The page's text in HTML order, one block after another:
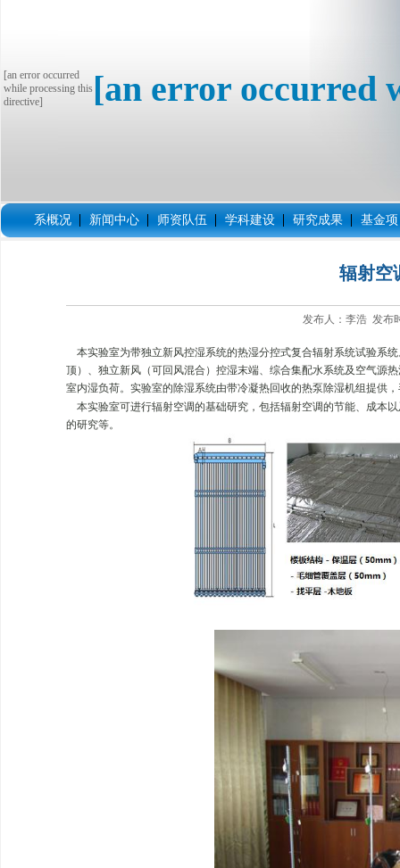
[an error occurred
while processing this
directive]
[an error occurred
系概况 新闻中心 师资队伍 学科建设 研究成果 基金
辐射空
发布人：李浩 发布
本实验室为带独立新风控湿系统的热湿分控式复合辐射系统试验系
顶）、独立新风（可回风混合）控湿末端、综合集配水系统及空气源
室内湿负荷。实验室的除湿系统由带冷凝热回收的热泵除湿机组提供
本实验室可进行辐射空调的基础研究，包括辐射空调的节能、成本
的研究等。